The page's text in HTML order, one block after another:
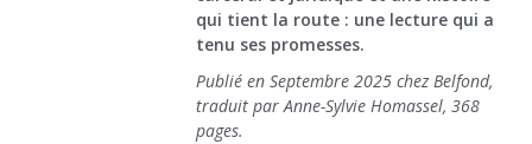
qui tient la route : une lecture qui a
tenu ses promesses.
Publié en Septembre 2025 chez Belfond,
traduit par Anne-Sylvie Homassel, 368
pages.